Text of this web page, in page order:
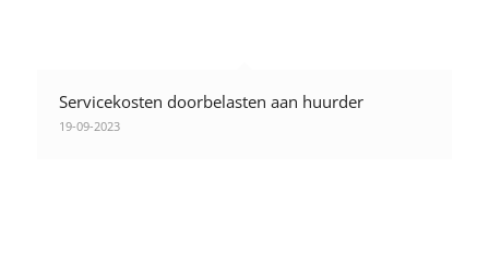
Servicekosten doorbelasten aan huurder
19-09-2023